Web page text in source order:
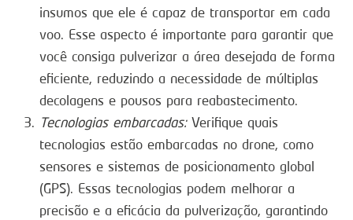
insumos que ele é capaz de transportar em cada
voo. Esse aspecto é importante para garantir que
você consiga pulverizar a área desejada de forma
eficiente, reduzindo a necessidade de múltiplas
decolagens e pousos para reabastecimento.
Tecnologias embarcadas:Verifique quais
tecnologias estão embarcadas no drone, como
sensores e sistemas de posicionamento global
(GPS). Essas tecnologias podem melhorar a
precisão e a eficácia da pulverização, garantindo